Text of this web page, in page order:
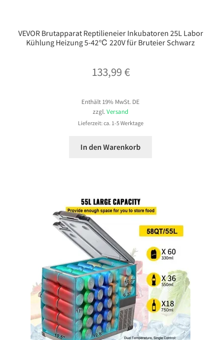
VEVOR Brutapparat Reptilieneier Inkubatoren 25L Labor
Kühlung Heizung 5-42℃ 220V für Bruteier Schwarz
133,99€
Enthält 19% MwSt. DE
zzgl. Versand
Lieferzeit: ca. 1-5 Werktage
In den Warenkorb